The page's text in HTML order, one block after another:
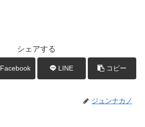
シェアする
Facebook LINE コピー
ジュンナカノ